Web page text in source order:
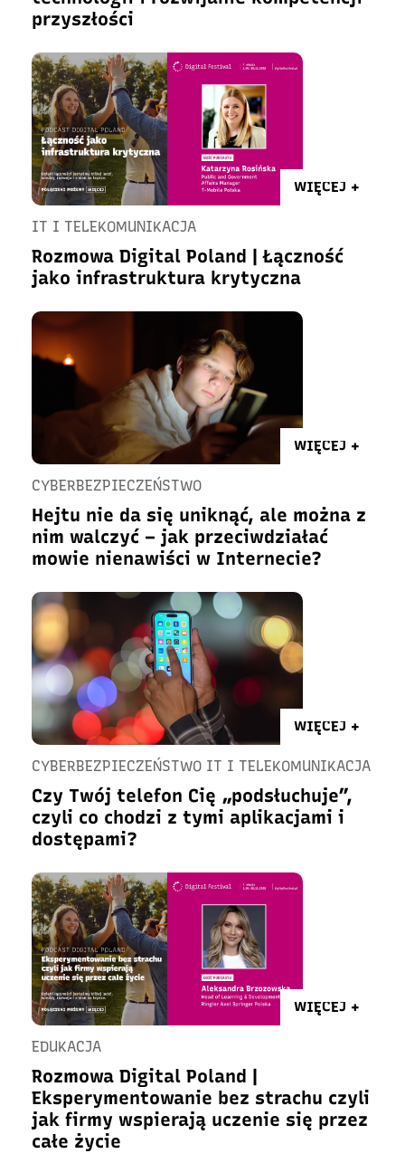
przyszłości
WIĘCEJ +
IT I TELEKOMUNIKACJA
Rozmowa Digital Poland | Łączność
jako infrastruktura krytyczna
WIĘCEJ +
CYBERBEZPIECZEŃSTWO
Hejtu nie da się uniknąć, ale można z
nim walczyć – jak przeciwdziałać
mowie nienawiści w Internecie?
WIĘCEJ +
CYBERBEZPIECZEŃSTWO IT I TELEKOMUNIKACJA
Czy Twój telefon Cię „podsłuchuje”,
czyli co chodzi z tymi aplikacjami i
dostępami?
WIĘCEJ +
EDUKACJA
Rozmowa Digital Poland |
Eksperymentowanie bez strachu czyli
jak firmy wspierają uczenie się przez
całe życie